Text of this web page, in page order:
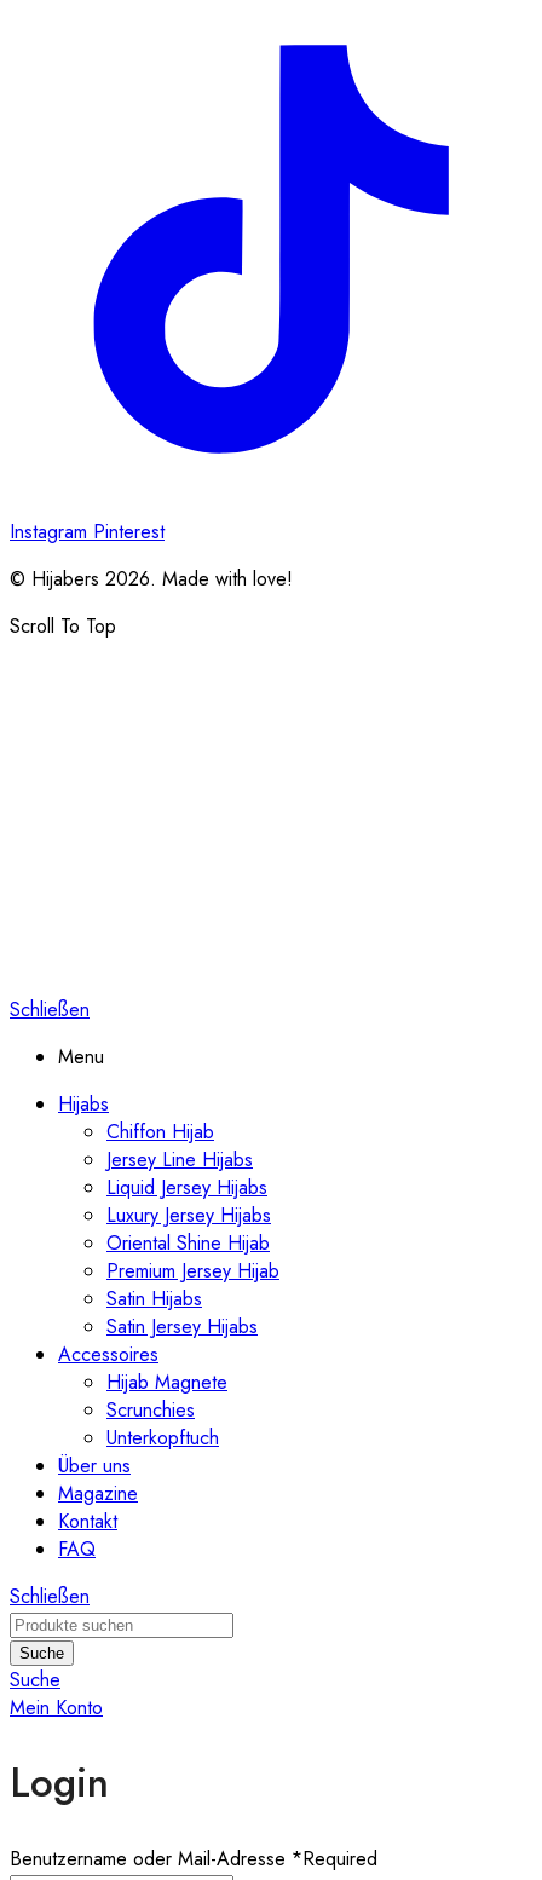
Instagram Pinterest
© Hijabers 2026. Made with love!
Scroll To Top
Schließen
Menu
Hijabs
Chiffon Hijab
Jersey Line Hijabs
Liquid Jersey Hijabs
Luxury Jersey Hijabs
Oriental Shine Hijab
Premium Jersey Hijab
Satin Hijabs
Satin Jersey Hijabs
Accessoires
Hijab Magnete
Scrunchies
Unterkopftuch
Über uns
Magazine
Kontakt
FAQ
Schließen
Suche
Suche
Mein Konto
Login
Benutzername oder Mail-Adresse *Required